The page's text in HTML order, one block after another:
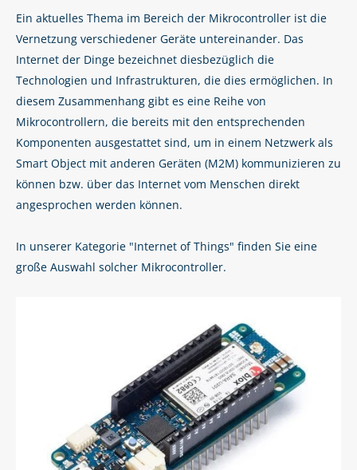
Ein aktuelles Thema im Bereich der Mikrocontroller ist die
Vernetzung verschiedener Geräte untereinander. Das
Internet der Dinge bezeichnet diesbezüglich die
Technologien und Infrastrukturen, die dies ermöglichen. In
diesem Zusammenhang gibt es eine Reihe von
Mikrocontrollern, die bereits mit den entsprechenden
Komponenten ausgestattet sind, um in einem Netzwerk als
Smart Object mit anderen Geräten (M2M) kommunizieren zu
können bzw. über das Internet vom Menschen direkt
angesprochen werden können.
In unserer Kategorie "Internet of Things" finden Sie eine
große Auswahl solcher Mikrocontroller.